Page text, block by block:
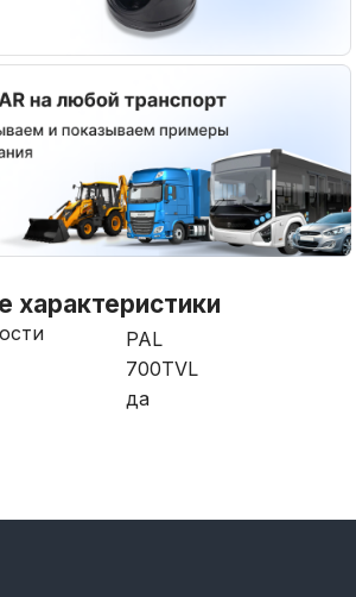
характеристики
PAL
700TVL
да